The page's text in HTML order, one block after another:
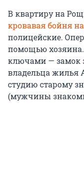
В квартиру на
кровавая бойня
полицейские.
помощью хозяина.
ключами — замок
владельца жилья
студию старому
(мужчины